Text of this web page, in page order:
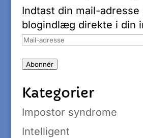
Indtast din mail-adresse
blogindlæg direkte i din
Mail-
Abonnér
Kategorier
Impostor syndrome
Intelligent